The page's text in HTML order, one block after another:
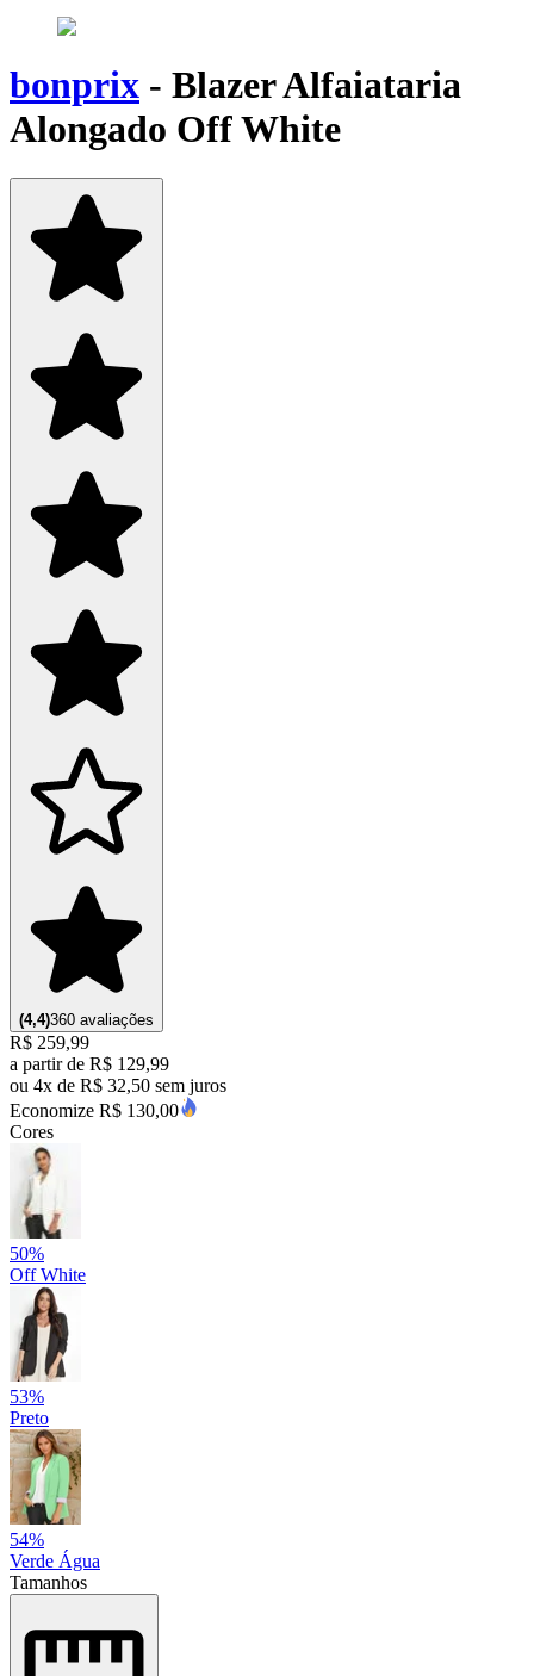
bonprix - Blazer Alfaiataria
Alongado Off White
(4,4)360 avaliações
R$ 259,99
a partir de R$ 129,99
ou 4x de R$ 32,50 sem juros
Economize R$ 130,00
Cores
50%
Off White
53%
Preto
54%
Verde Água
Tamanhos